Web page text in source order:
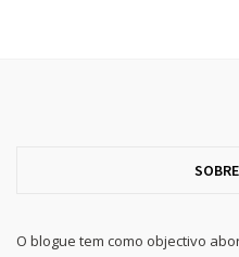
O blogue tem como objectivo